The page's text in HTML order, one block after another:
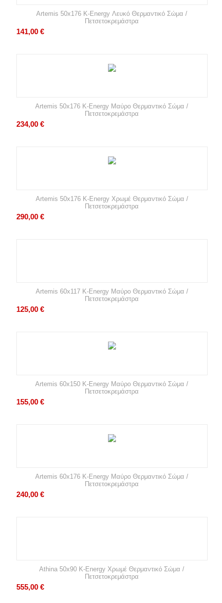
Artemis 50x176 K-Energy Λευκό Θερμαντικό Σώμα /
Πετσετοκρεμάστρα
141,00 €
Artemis 50x176 K-Energy Μαύρο Θερμαντικό Σώμα /
Πετσετοκρεμάστρα
234,00 €
Artemis 50x176 K-Energy Χρωμέ Θερμαντικό Σώμα /
Πετσετοκρεμάστρα
290,00 €
Artemis 60x117 K-Energy Μαύρο Θερμαντικό Σώμα /
Πετσετοκρεμάστρα
125,00 €
Artemis 60x150 K-Energy Μαύρο Θερμαντικό Σώμα /
Πετσετοκρεμάστρα
155,00 €
Artemis 60x176 K-Energy Μαύρο Θερμαντικό Σώμα /
Πετσετοκρεμάστρα
240,00 €
Athina 50x90 K-Energy Χρωμέ Θερμαντικό Σώμα /
Πετσετοκρεμάστρα
555,00 €